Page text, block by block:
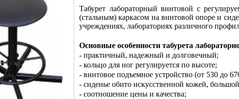
Табурет лабораторный винтовой с
(стальным) каркасом на винтовой опоре и
учреждениях, лабораториях различного
Основные особенности табурета
- практичный, надежный и долговечный;
- кольцо для ног регулируется по высоте;
- винтовое подъемное устройство (от 530 до
- сиденье обито искусственной кожей,
- соотношение цены и качества;